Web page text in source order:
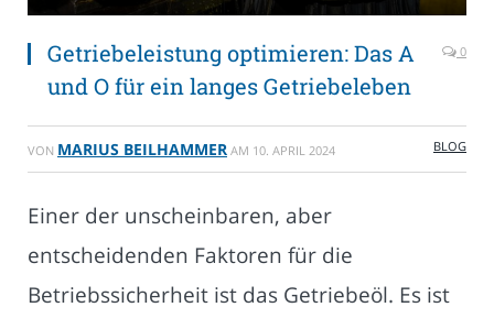
Getriebeleistung optimieren: Das A
und O für ein langes Getriebeleben
0
VON MARIUS BEILHAMMER AM 10. APRIL 2024 BLOG
Einer der unscheinbaren, aber
entscheidenden Faktoren für die
Betriebssicherheit ist das Getriebeöl. Es ist